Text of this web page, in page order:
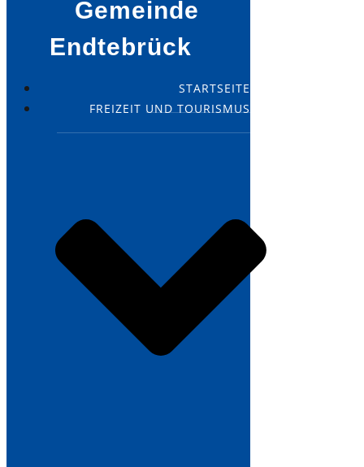
Gemeinde
Endtebrück
STARTSEITE
FREIZEIT UND TOURISMUS